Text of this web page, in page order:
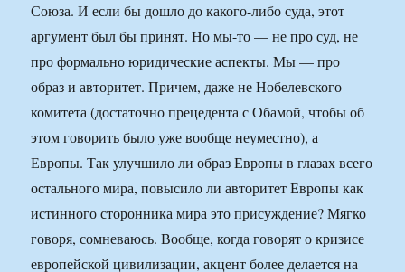
Союза. И если бы дошло до какого-либо суда, этот
аргумент был бы принят. Но мы-то — не про суд, не
про формально юридические аспекты. Мы — про
образ и авторитет. Причем, даже не Нобелевского
комитета (достаточно прецедента с Обамой, чтобы об
этом говорить было уже вообще неуместно), а
Европы. Так улучшило ли образ Европы в глазах всего
остального мира, повысило ли авторитет Европы как
истинного сторонника мира это присуждение? Мягко
говоря, сомневаюсь. Вообще, когда говорят о кризисе
европейской цивилизации, акцент более делается на